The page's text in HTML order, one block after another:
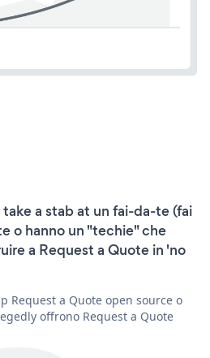
a stab at un fai-da-te (fai
o hanno un "techie" che
a Request a Quote in 'no
Request a Quote open source o
offrono Request a Quote